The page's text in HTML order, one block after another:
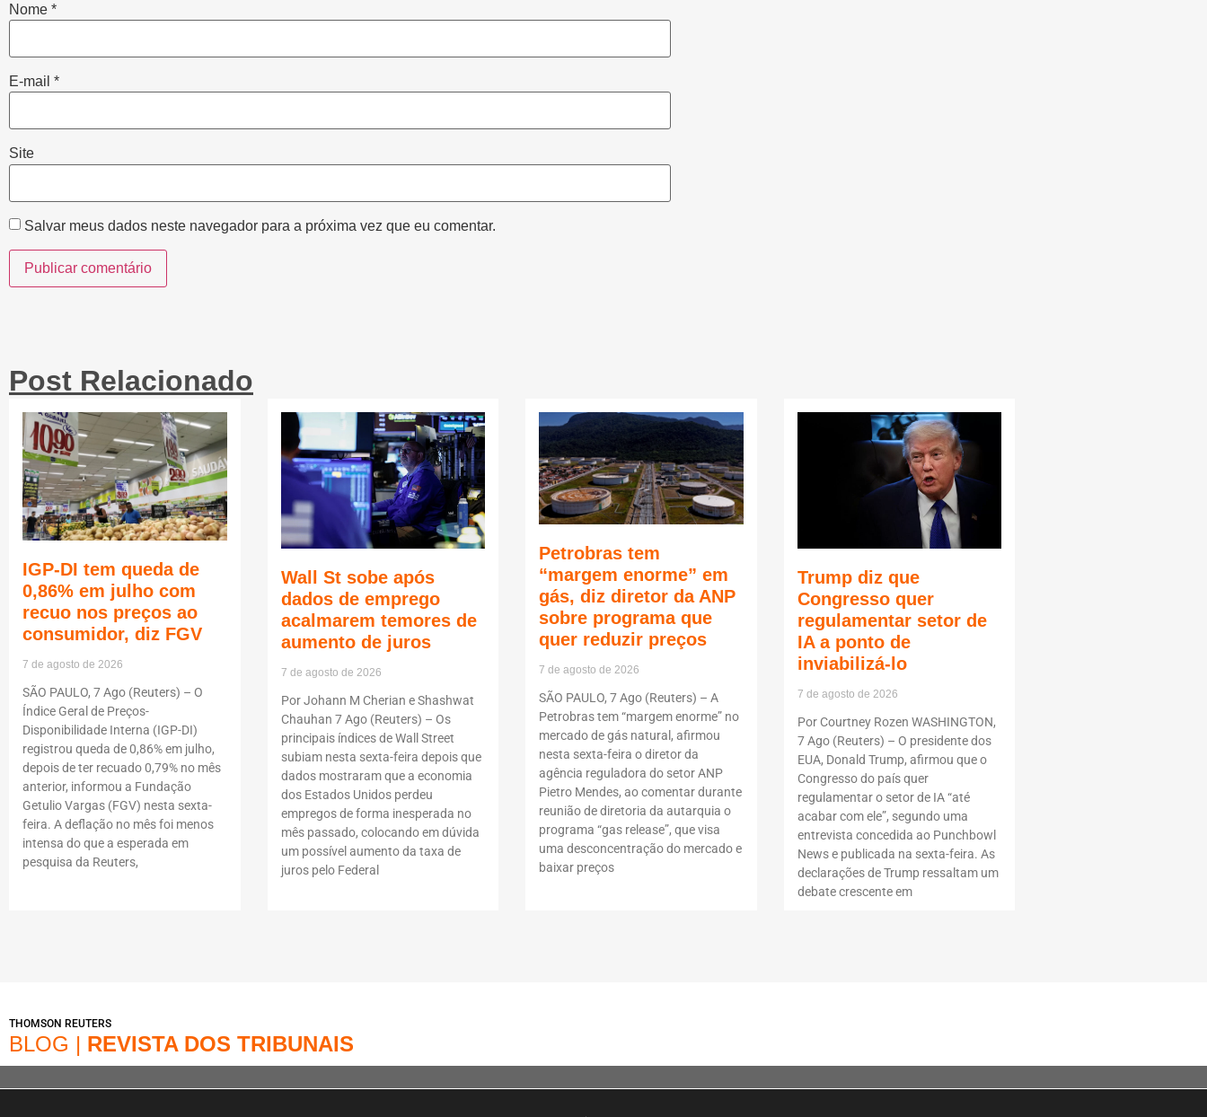
Nome *
E-mail *
Site
Salvar meus dados neste navegador para a próxima vez que eu comentar.
Post Relacionado
IGP-DI tem queda de
0,86% em julho com
recuo nos preços ao
consumidor, diz FGV
7 de agosto de 2026
SÃO PAULO, 7 Ago (Reuters) – O
Índice Geral de Preços-
Disponibilidade Interna (IGP-DI)
registrou queda de 0,86% em julho,
depois de ter recuado 0,79% no mês
anterior, informou a Fundação
Getulio Vargas (FGV) nesta sexta-
feira. A deflação no mês foi menos
intensa do que a esperada em
pesquisa da Reuters,
Wall St sobe após
dados de emprego
acalmarem temores de
aumento de juros
7 de agosto de 2026
Por Johann M Cherian e Shashwat
Chauhan 7 Ago (Reuters) – Os
principais índices de Wall Street
subiam nesta sexta-feira depois que
dados mostraram que a economia
dos Estados Unidos perdeu
empregos de forma inesperada no
mês passado, colocando em dúvida
um possível aumento da taxa de
juros pelo Federal
Petrobras tem
“margem enorme” em
gás, diz diretor da ANP
sobre programa que
quer reduzir preços
7 de agosto de 2026
SÃO PAULO, 7 Ago (Reuters) – A
Petrobras tem “margem enorme” no
mercado de gás natural, afirmou
nesta sexta-feira o diretor da
agência reguladora do setor ANP
Pietro Mendes, ao comentar durante
reunião de diretoria da autarquia o
programa “gas release”, que visa
uma desconcentração do mercado e
baixar preços
Trump diz que
Congresso quer
regulamentar setor de
IA a ponto de
inviabilizá-lo
7 de agosto de 2026
Por Courtney Rozen WASHINGTON,
7 Ago (Reuters) – O presidente dos
EUA, Donald Trump, afirmou que o
Congresso do país quer
regulamentar o setor de IA “até
acabar com ele”, segundo uma
entrevista concedida ao Punchbowl
News e publicada na sexta-feira. As
declarações de Trump ressaltam um
debate crescente em
THOMSON REUTERS
BLOG | REVISTA DOS TRIBUNAIS
online Marca é operada pela Infracommerce Negócios e Soluções em Internet Ltda. CNPJ 15.427.207/0001-14 – Av. Doutor